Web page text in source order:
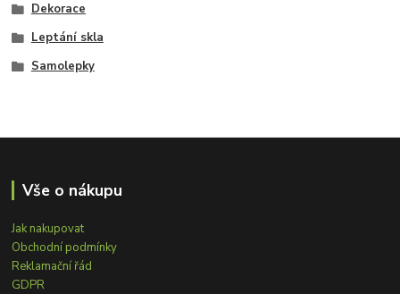
Dekorace
Leptání skla
Samolepky
Vše o nákupu
Jak nakupovat
Obchodní podmínky
Reklamační řád
GDPR